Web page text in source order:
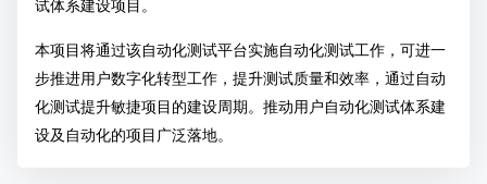
试体系建设项目。
本项目将通过该自动化测试平台实施自动化测试工作，可进一
步推进用户数字化转型工作，提升测试质量和效率，通过自动
化测试提升敏捷项目的建设周期。推动用户自动化测试体系建
设及自动化的项目广泛落地。